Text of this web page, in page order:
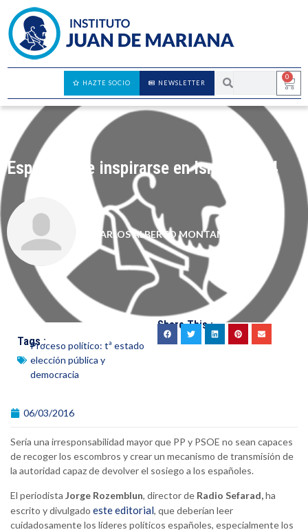
0
NEWSLETTER
HAZTE SOCIO
España debe inspirarse en Israel, 1984
CARLOS ALBERTO MONTANER
Tags :Proceso político: tª estado
elección pública y
democracia
Share This :
06/03/2016
Sería una irresponsabilidad mayor que PP y PSOE no sean capaces
de recoger los escombros y crear un mecanismo de transmisión de
la autoridad capaz de devolver el sosiego a los españoles.
El periodista Jorge Rozemblun, director de Radio Sefarad,ha
escrito y divulgado este editorial, que deberían leer
cuidadosamente los líderes políticos españoles, especialmente los